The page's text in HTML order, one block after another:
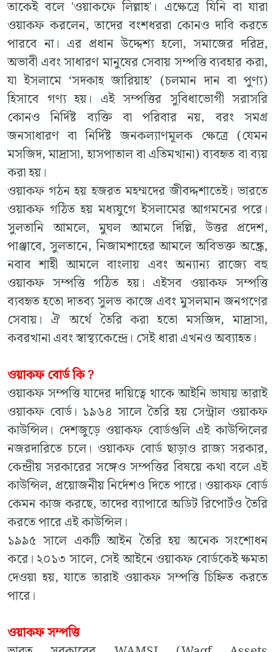
তাকেই বলে 'ওয়াকফে লিল্লাহ'। এক্ষেত্রে যিনি বা যারা
ওয়াকফ করলেন, তাদের বংশধররা কোনও দাবি করতে
পারবে না। এর প্রধান উদ্দেশ্য হলো, সমাজের দরিদ্র,
অভাবী এবং সাধারণ মানুষের সেবায় সম্পত্তি ব্যবহার করা,
যা ইসলামে ‘সদকাহ জারিয়াহ’ (চলমান দান বা পুণ্য)
হিসাবে গণ্য হয়। এই সম্পত্তির সুবিধাভোগী সরাসরি
কোনও নির্দিষ্ট ব্যক্তি বা পরিবার নয়, বরং সমগ্র
জনসাধারণ বা নির্দিষ্ট জনকল্যাণমূলক ক্ষেত্রে (যেমন
মসজিদ, মাদ্রাসা, হাসপাতাল বা এতিমখানা) ব্যবহৃত বা ব্যয়
করা হয়।
ওয়াকফ গঠন হয় হজরত মহম্মদের জীবদ্দশাতেই। ভারতে
ওয়াকফ গঠিত হয় মধ্যযুগে ইসলামের আগমনের পরে।
সুলতানি আমলে, মুঘল আমলে দিল্লি, উত্তর প্রদেশ,
পাঞ্জাবে, সুলতানে, নিজামশাহের আমলে অবিভক্ত অন্ধ্রে,
নবাব শাহী আমলে বাংলায় এবং অন্যান্য রাজ্যে বহু
ওয়াকফ সম্পত্তি গঠিত হয়। এইসব ওয়াকফ সম্পত্তি
ব্যবহৃত হতো দাতব্য সুলভ কাজে এবং মুসলমান জনগণের
সেবায়। ঐ অর্থে তৈরি করা হতো মসজিদ, মাদ্রাসা,
কবরখানা এবং স্বাস্থ্যকেন্দ্রে। সেই ধারা এখনও অব্যাহত।
ওয়াকফ বোর্ড কি ?
ওয়াকফ সম্পত্তি যাদের দায়িত্বে থাকে আইনি ভাষায় তারাই
ওয়াকফ বোর্ড। ১৯৬৪ সালে তৈরি হয় সেন্ট্রাল ওয়াকফ
কাউন্সিল। দেশজুড়ে ওয়াকফ বোর্ডগুলি এই কাউন্সিলের
নজরদারিতে চলে। ওয়াকফ বোর্ড ছাড়াও রাজ্য সরকার,
কেন্দ্রীয় সরকারের সঙ্গেও সম্পত্তির বিষয়ে কথা বলে এই
কাউন্সিল, প্রয়োজনীয় নির্দেশও দিতে পারে। ওয়াকফ বোর্ড
কেমন কাজ করছে, তাদের ব্যাপারে অডিট রিপোর্টও তৈরি
করতে পারে এই কাউন্সিল।
১৯৯৫ সালে একটি আইন তৈরি হয় অনেক সংশোধন
করে। ২০১৩ সালে, সেই আইনে ওয়াকফ বোর্ডকেই ক্ষমতা
দেওয়া হয়, যাতে তারাই ওয়াকফ সম্পত্তি চিহ্নিত করতে
পারে।
ওয়াকফ সম্পত্তি